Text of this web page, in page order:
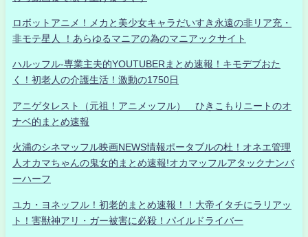
ロボットアニメ！メカと美少女キャラだいすき永遠の非リア充・
非モテ星人 ！あらゆるマニアの為のマニアックサイト
ハルッフル-専業主夫的YOUTUBERまとめ速報！キモデブおた
く！初老人の介護生活！激動の1750日
アニゲタレスト（元祖！アニメッフル） ひきこもりニートのオ
ナベ的まとめ速報
火浦のシネマッフル映画NEWS情報ポータブルの杜！オネエ管理
人オカマちゃんの鬼女的まとめ速報!オカマッフルアタックナンバ
ーハーフ
ユカ・ヨネッフル！初老的まとめ速報！！大帝イタチにラリアッ
ト！害獣神アリ・ガー被害に必殺！パイルドライバー